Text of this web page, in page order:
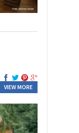
VIEW MORE